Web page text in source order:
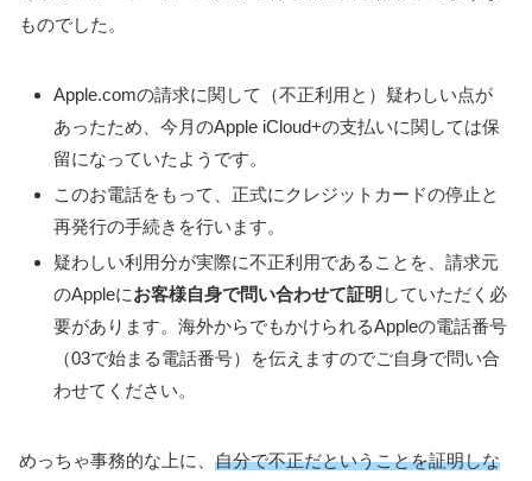
ものでした。
Apple.comの請求に関して（不正利用と）疑わしい点が
あったため、今月のApple iCloud+の支払いに関しては保
留になっていたようです。
このお電話をもって、正式にクレジットカードの停止と
再発行の手続きを行います。
疑わしい利用分が実際に不正利用であることを、請求元
のAppleにお客様自身で問い合わせて証明 していただく必
要があります。海外からでもかけられるAppleの電話番号
（03で始まる電話番号）を伝えますのでご自身で問い合
わせてください。
めっちゃ事務的な上に、 自分で不正だということを証明しな